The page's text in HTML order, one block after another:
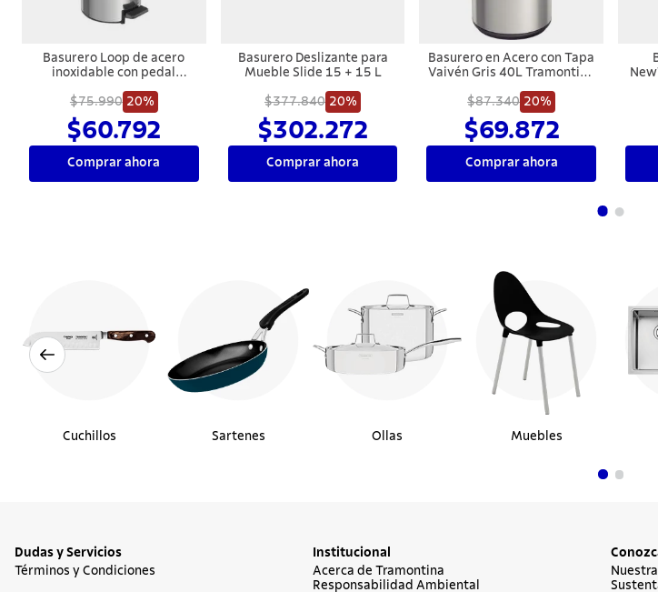
Basurero Loop de acero
inoxidable con pedal
pulido y balde interno
removible de 5 l.
$75.990 20%
$60.792
Comprar ahora
Basurero Deslizante para
Mueble Slide 15 + 15 L
$377.840 20%
$302.272
Comprar ahora
Basurero en Acero con Tapa
Vaivén Gris 40L Tramontina
$87.340 20%
$69.872
Comprar ahora
Cuchillos Sartenes Ollas Muebles
Dudas y Servicios
Términos y Condiciones
Institucional
Acerca de Tramontina
Responsabilidad Ambiental